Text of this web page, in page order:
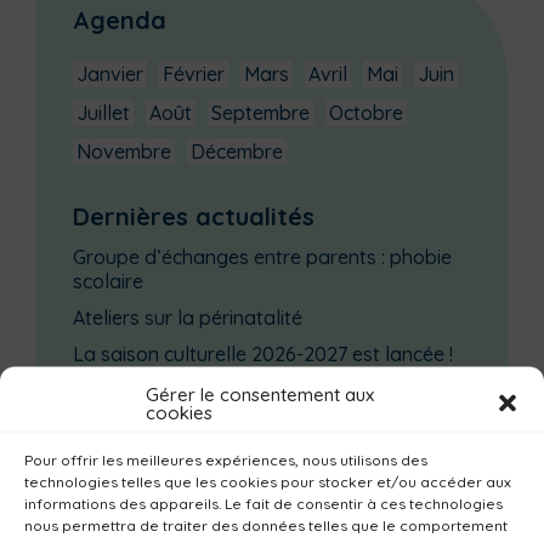
Gérer le consentement aux
cookies
Pour offrir les meilleures expériences, nous utilisons des
technologies telles que les cookies pour stocker et/ou accéder aux
informations des appareils. Le fait de consentir à ces technologies
nous permettra de traiter des données telles que le comportement
Agenda
Janvier Février Mars Avril Mai
Juin
Juillet
Août Septembre
Octobre
Novembre
Décembre
Dernières actualités
Groupe d’échanges entre parents : phobie
scolaire
Ateliers sur la périnatalité
La saison culturelle 2026-2027 est lancée !
Changements d’horaires activités jeunes
Enquête publique
Catégories actualités / agenda
Culture Non classé
Solidarité